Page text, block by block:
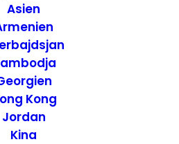
Asien
Kong
Jordan
Kina